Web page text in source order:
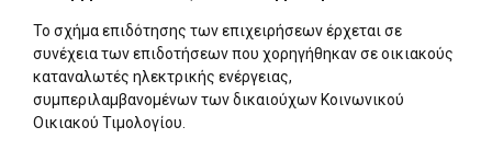
Το σχήμα επιδότησης των επιχειρήσεων έρχεται σε
συνέχεια των επιδοτήσεων που χορηγήθηκαν σε οικιακούς
καταναλωτές ηλεκτρικής ενέργειας,
συμπεριλαμβανομένων των δικαιούχων Κοινωνικού
Οικιακού Τιμολογίου.